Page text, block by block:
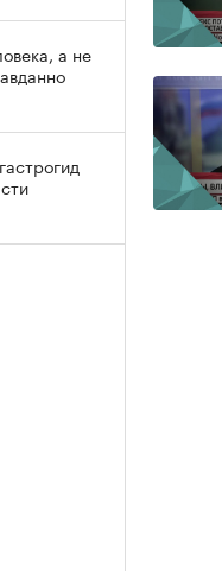
а не